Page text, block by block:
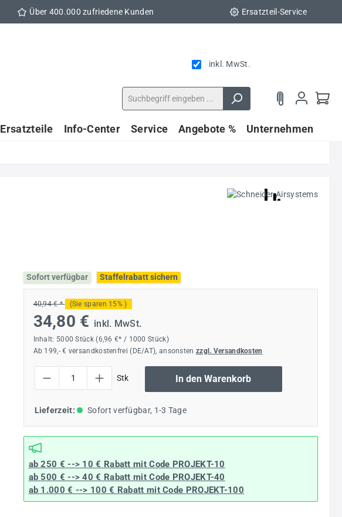
Über 400.000 zufriedene Kunden Ersatzteil-Service
inkl. MwSt.
Ersatzteile Info-Center Service Angebote % Unternehmen
Sofort verfügbar
Staffelrabatt sichern
40,94 € * (Sie sparen 15% )
34,80 € inkl. MwSt.
Inhalt: 5000 Stück(6,96 €* / 1000 Stück)
Ab 199,- € versandkostenfrei (DE/AT), ansonsten zzgl. Versandkosten
Stk In den Warenkorb
Lieferzeit: Sofort verfügbar, 1-3 Tage
ab 250 € --> 10 € Rabatt mit Code PROJEKT-10
ab 500 € --> 40 € Rabattmit Code PROJEKT-40
ab 1.000 € --> 100 € Rabatt mit Code PROJEKT-100